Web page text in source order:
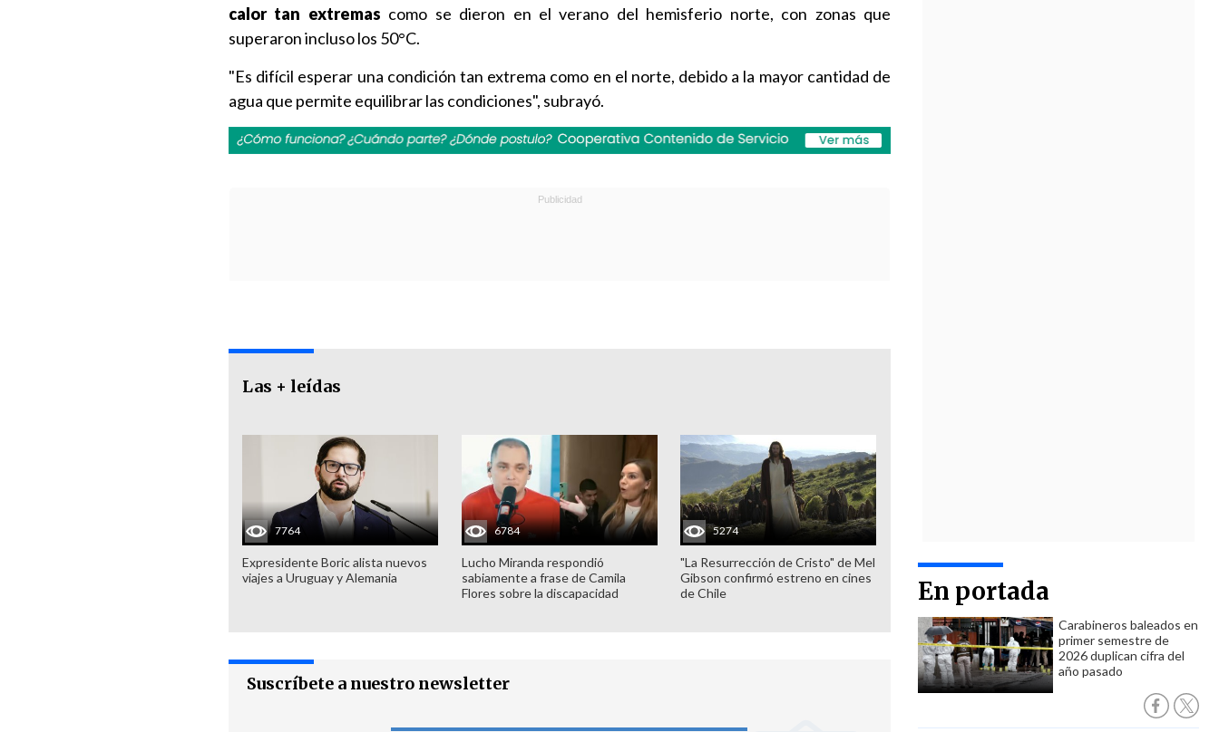
En portada
Carabineros baleados en
primer semestre de
2026 duplican cifra del
año pasado
calor tan extremas como se dieron en el verano del hemisferio norte, con zonas que
superaron incluso los 50°C.
"Es difícil esperar una condición tan extrema como en el norte, debido a la mayor cantidad de
agua que permite equilibrar las condiciones", subrayó.
Las + leídas
7764
Expresidente Boric alista nuevos
viajes a Uruguay y Alemania
6784
Lucho Miranda respondió
sabiamente a frase de Camila
Flores sobre la discapacidad
5274
"La Resurrección de Cristo" de Mel
Gibson confirmó estreno en cines
de Chile
Suscríbete a nuestro newsletter